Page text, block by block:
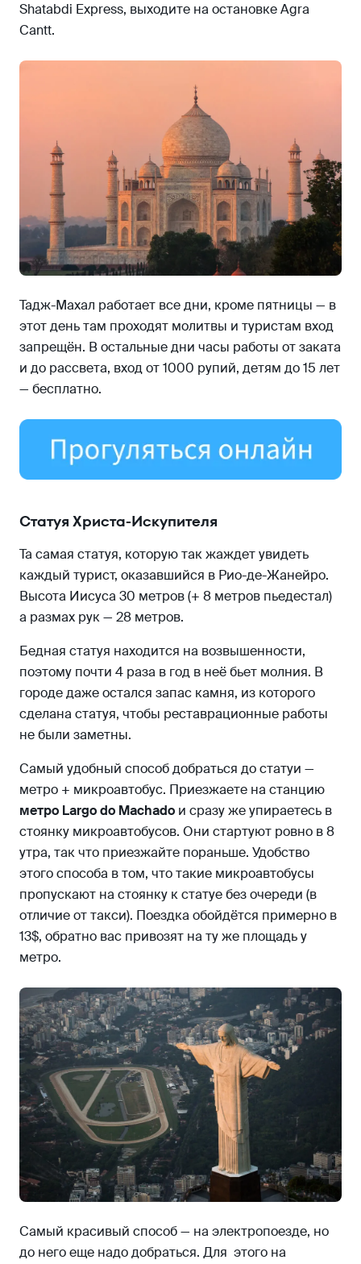
Shatabdi Express, выходите на остановке Agra
Cantt.
Тадж-Махал работает все дни, кроме пятницы — в
этот день там проходят молитвы и туристам вход
запрещён. В остальные дни часы работы от заката
и до рассвета, вход от 1000 рупий, детям до 15 лет
— бесплатно.
Статуя Христа-Искупителя
Та самая статуя, которую так жаждет увидеть
каждый турист, оказавшийся в Рио-де-Жанейро.
Высота Иисуса 30 метров (+ 8 метров пьедестал)
а размах рук — 28 метров.
Бедная статуя находится на возвышенности,
поэтому почти 4 раза в год в неё бьет молния. В
городе даже остался запас камня, из которого
сделана статуя, чтобы реставрационные работы
не были заметны.
Самый удобный способ добраться до статуи —
метро + микроавтобус. Приезжаете на станцию
метро Largo do Machado и сразу же упираетесь в
стоянку микроавтобусов. Они стартуют ровно в 8
утра, так что приезжайте пораньше. Удобство
этого способа в том, что такие микроавтобусы
пропускают на стоянку к статуе без очереди (в
отличие от такси). Поездка обойдётся примерно в
13$, обратно вас привозят на ту же площадь у
метро.
Самый красивый способ — на электропоезде, но
до него еще надо добраться. Для этого на